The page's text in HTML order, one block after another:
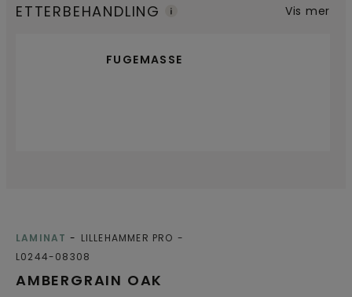
ETTERBEHANDLING
FUGEMASSE
Vis mer
AMBERGRAIN OAK
LAMINAT
LILLEHAMMER PRO
L0244-08308